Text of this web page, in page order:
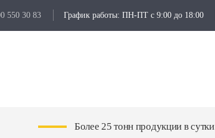
550 30 83 График работы: ПН-ПТ с 9:00 до 18:00
Более 25 тонн продукции в сутки